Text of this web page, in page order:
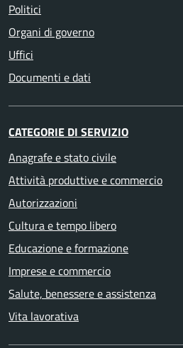
Politici
Organi di governo
Uffici
Documenti e dati
CATEGORIE DI SERVIZIO
Anagrafe e stato civile
Attività produttive e commercio
Autorizzazioni
Cultura e tempo libero
Educazione e formazione
Imprese e commercio
Salute, benessere e assistenza
Vita lavorativa